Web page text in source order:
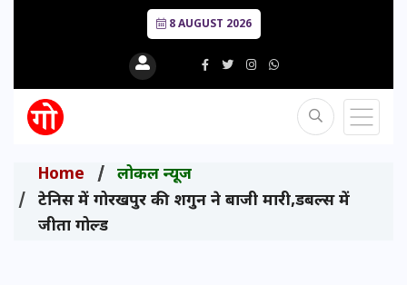
8 AUGUST 2026
Home
लोकल न्यूज
टेनिस में गोरखपुर की शगुन ने बाजी मारी,डबल्स में
जीता गोल्ड